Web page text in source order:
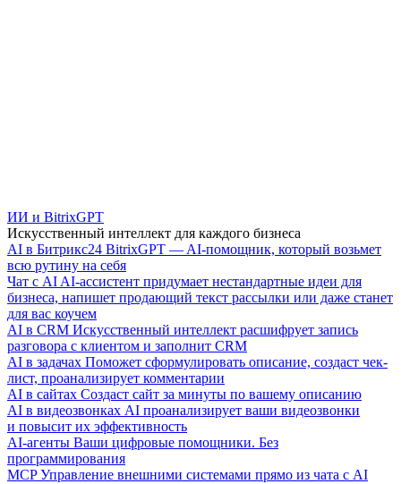
ИИ и BitrixGPT
Искусственный интеллект для каждого бизнеса
AI в Битрикс24 BitrixGPT — AI-помощник, который возьмет
всю рутину на себя
Чат с AI AI-ассистент придумает нестандартные идеи для
бизнеса, напишет продающий текст рассылки или даже станет
для вас коучем
AI в CRM Искусственный интеллект расшифрует запись
разговора с клиентом и заполнит CRM
AI в задачах Поможет сформулировать описание, создаст чек-
лист, проанализирует комментарии
AI в сайтах Создаст сайт за минуты по вашему описанию
AI в видеозвонках AI проанализирует ваши видеозвонки
и повысит их эффективность
AI-агенты Ваши цифровые помощники. Без
программирования
MCP Управление внешними системами прямо из чата с AI